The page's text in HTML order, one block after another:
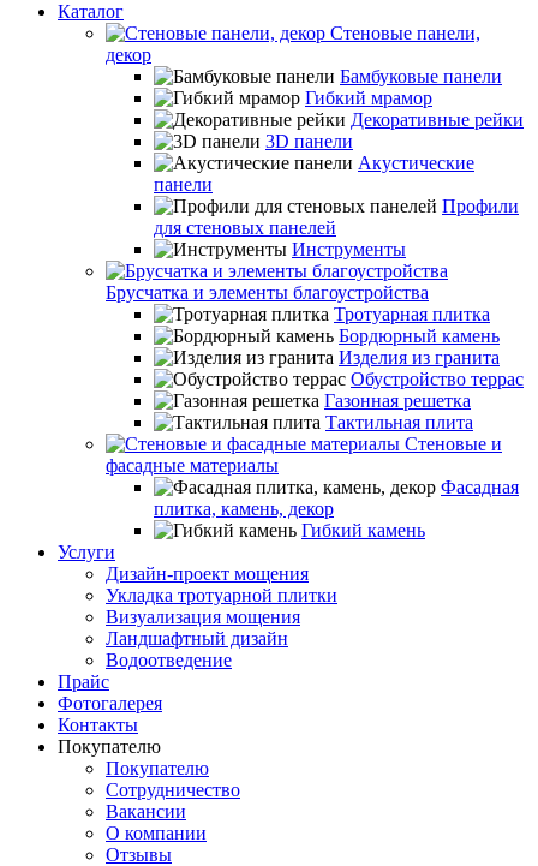
Каталог
Стеновые панели,
декор
Бамбуковые панели
Гибкий мрамор
Декоративные рейки
3D панели
Акустические
панели
Профили
для стеновых панелей
Инструменты
Брусчатка и элементы благоустройства
Тротуарная плитка
Бордюрный камень
Изделия из гранита
Обустройство террас
Газонная решетка
Тактильная плита
Стеновые и
фасадные материалы
Фасадная
плитка, камень, декор
Гибкий камень
Услуги
Дизайн-проект мощения
Укладка тротуарной плитки
Визуализация мощения
Ландшафтный дизайн
Водоотведение
Прайс
Фотогалерея
Контакты
Покупателю
Покупателю
Сотрудничество
Вакансии
О компании
Отзывы